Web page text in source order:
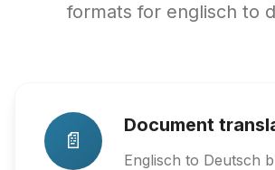
formats for englisch to
📄
Document
Englisch to Deutsch